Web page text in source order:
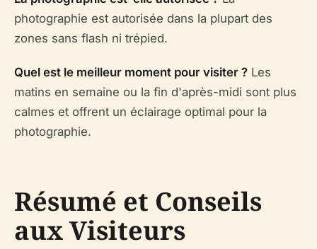
photographie est autorisée dans la plupart des
zones sans flash ni trépied.
Quel est le meilleur moment pour visiter ? Les
matins en semaine ou la fin d'après-midi sont plus
calmes et offrent un éclairage optimal pour la
photographie.
Résumé et Conseils
aux Visiteurs